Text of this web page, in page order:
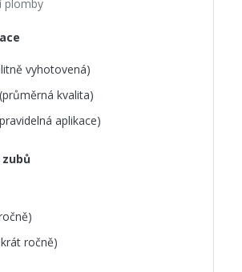
plomby
vyhotovená)
kvalita)
aplikace)
ročně)